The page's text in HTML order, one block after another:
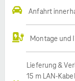
Anfahrt
Montage und
Lieferung &
15 m LAN-